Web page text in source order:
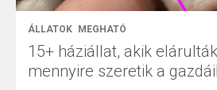
ÁLLATOK MEGHATÓ
15+ háziállat, akik
mennyire szeretik a